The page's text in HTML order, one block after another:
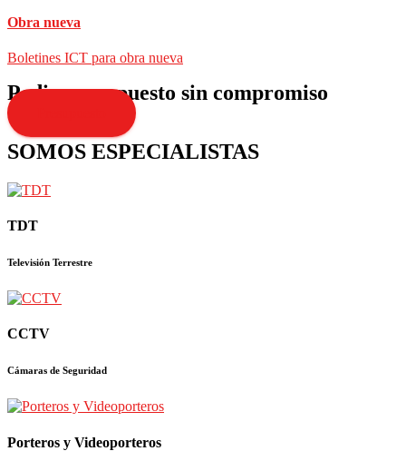
Obra nueva
Boletines ICT para obra nueva
Pedir presupuesto sin compromiso
SOMOS ESPECIALISTAS
TDT
Televisión Terrestre
CCTV
Cámaras de Seguridad
Porteros y Videoporteros